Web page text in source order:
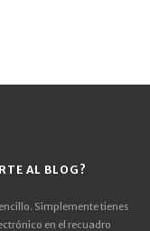
AL BLOG?
Simplemente tienes
en el recuadro